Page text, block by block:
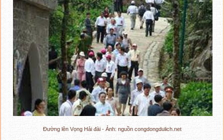
Đường lên Vọng Hải đài - Ảnh: nguồn congdongdulich.net